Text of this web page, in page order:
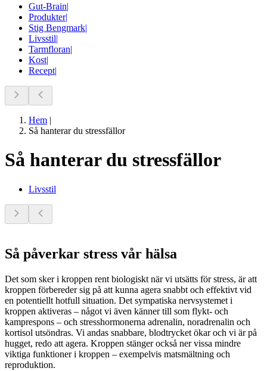
Gut-Brain|
Produkter|
Stig Bengmark|
Livsstil|
Tarmfloran|
Kost|
Recept|
Hem |
Så hanterar du stressfällor
Så hanterar du stressfällor
Livsstil
Så påverkar stress vår hälsa
Det som sker i kroppen rent biologiskt när vi utsätts för stress, är att
kroppen förbereder sig på att kunna agera snabbt och effektivt vid
en potentiellt hotfull situation. Det sympatiska nervsystemet i
kroppen aktiveras – något vi även känner till som flykt- och
kamprespons –­ och stresshormonerna adrenalin, noradrenalin och
kortisol utsöndras. Vi andas snabbare, blodtrycket ökar och vi är på
hugget, redo att agera. Kroppen stänger också ner vissa mindre
viktiga funktioner i kroppen – exempelvis matsmältning och
reproduktion.